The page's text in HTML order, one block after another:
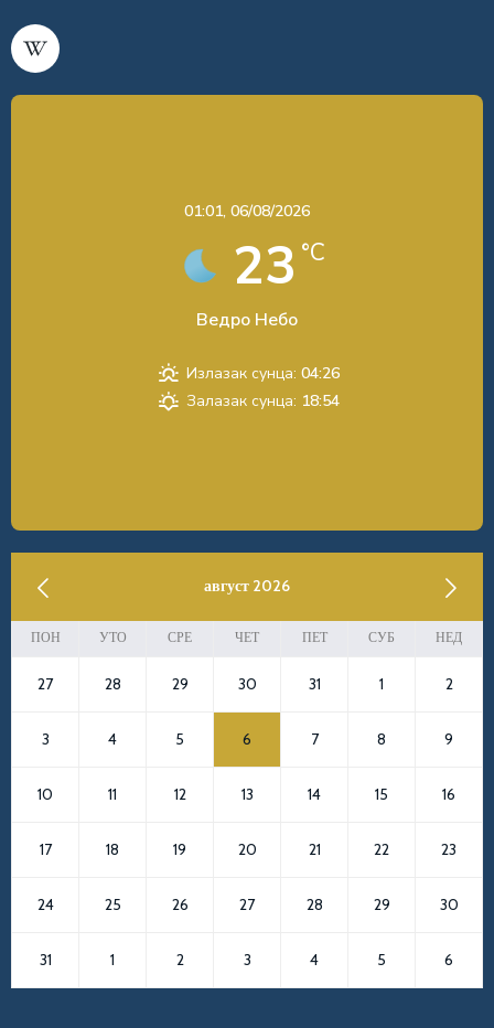
01:01, 06/08/2026
23 °C
Ведро Небо
Излазак сунца: 04:26
Залазак сунца: 18:54
август 2026
ПОН УТО СРЕ ЧЕТ ПЕТ СУБ НЕД
27 28 29 30 31 1 2
3 4 5 6 7 8 9
10 11 12 13 14 15 16
17 18 19 20 21 22 23
24 25 26 27 28 29 30
31 1 2 3 4 5 6